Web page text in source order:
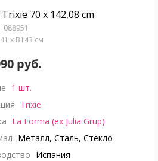
70 x 142,08 cm
088951
x В143 см
руб.
1 шт.
Trixie
La Forma (ex Julia Grup)
Металл, Сталь, Стекло
Испания